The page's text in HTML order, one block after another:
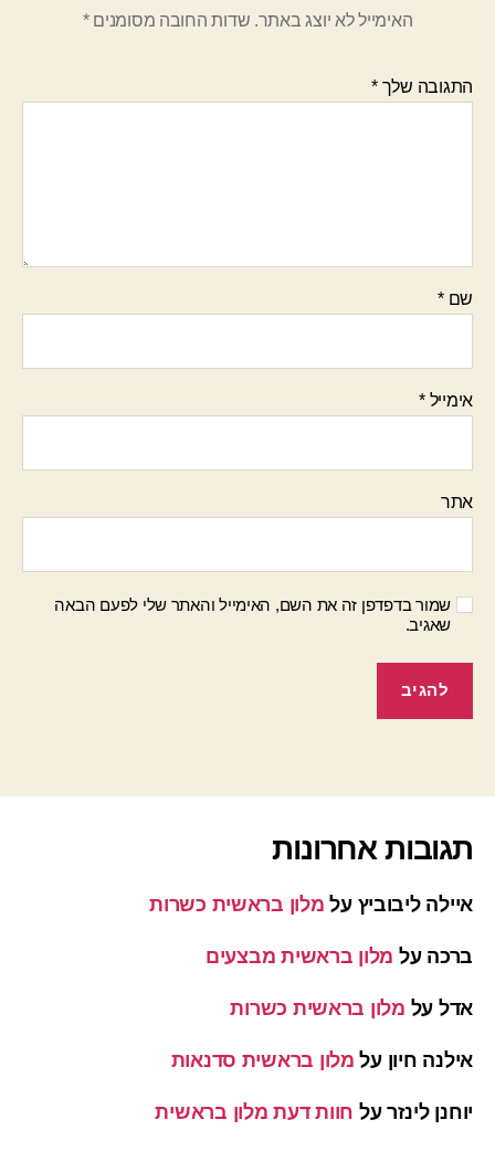
האימייל לא יוצג באתר. שדות החובה מסומנים*
התגובה שלך*
שם*
אימייל*
אתר
שמור בדפדפן זה את השם, האימייל והאתר שלי לפעם הבאה
שאגיב.
תגובות אחרונות
איילה ליבוביץ על מלון בראשית כשרות
ברכה על מלון בראשית מבצעים
אדל על מלון בראשית כשרות
אילנה חיון על מלון בראשית סדנאות
יוחנן לינזר על חוות דעת מלון בראשית